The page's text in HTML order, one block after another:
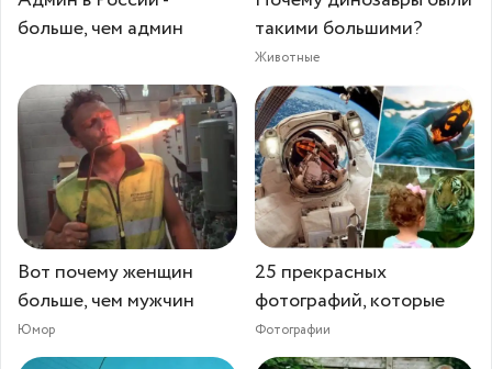
больше, чем админ
такими большими?
Животные
Вот почему женщин
больше, чем мужчин
Юмор
25 прекрасных
фотографий, которые
Фотографии